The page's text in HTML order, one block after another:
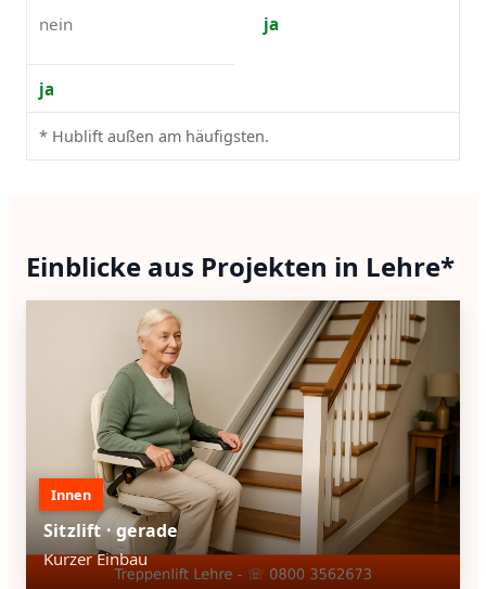
nein ja
ja
* Hublift außen am häufigsten.
Einblicke aus Projekten in Lehre*
Innen
Sitzlift · gerade
Kurzer Einbau